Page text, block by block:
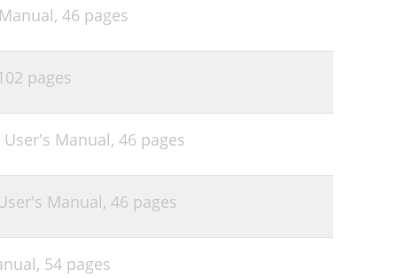
32
33
34
36
46 pages
pages
User's Manual, 46 pages
Manual, 46 pages
54 pages